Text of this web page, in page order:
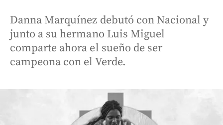
Danna Marquínez debutó con Nacional y
junto a su hermano Luis Miguel
comparte ahora el sueño de ser
campeona con el Verde.